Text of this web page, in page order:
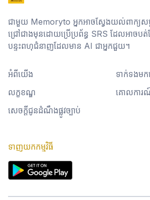
ជាមួយ Memoryto អ្នកអាចស្វែងយល់ពាក្យស
ជ្រៅជាងមុនដោយប្រើប្រព័ន្ធ SRS ដែលអាចប
បន្ទះពហុជំនាញដែលមាន AI ជាអ្នកជួយ។
អំពីយើង
ទាក់ទងម
លក្ខខណ្ឌ
គោលការ
សេចក្តីជូនដំណឹងផ្លូវច្បាប់
ទាញយកកម្មវិធី